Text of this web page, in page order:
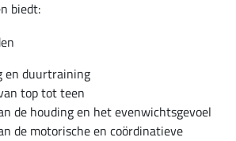
biedt:
en duurtraining
top tot teen
de houding en het evenwichtsgevoel
de motorische en coördinatieve